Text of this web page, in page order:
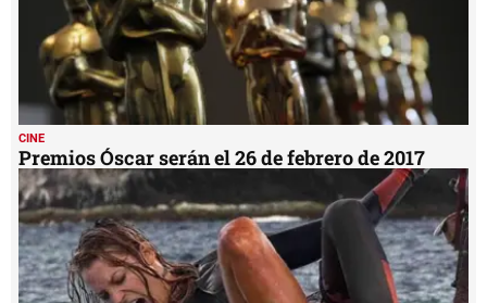
CINE
Premios Óscar serán el 26 de febrero de 2017